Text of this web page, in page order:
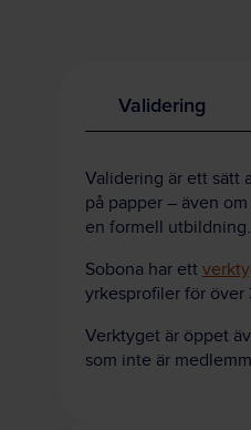
Validering
Validering är ett sätt
på papper – även
en formell utbildning.
Sobona har ett
yrkesprofiler för över
Verktyget är öppet
som inte är